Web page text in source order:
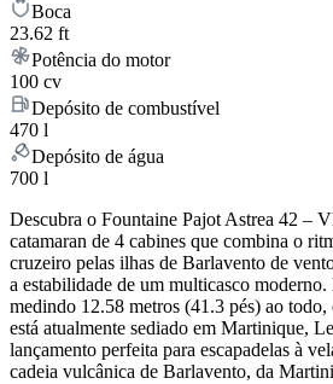
Boca
23.62 ft
Potência do motor
100 cv
Depósito de combustível
470 l
Depósito de água
700 l
Descubra o Fountaine Pajot Astrea 42
catamaran de 4 cabines que combina o
cruzeiro pelas ilhas de Barlavento de
a estabilidade de um multicasco
medindo 12.58 metros (41.3 pés) ao
está atualmente sediado em Martinique,
lançamento perfeita para escapadelas à
cadeia vulcânica de Barlavento, da